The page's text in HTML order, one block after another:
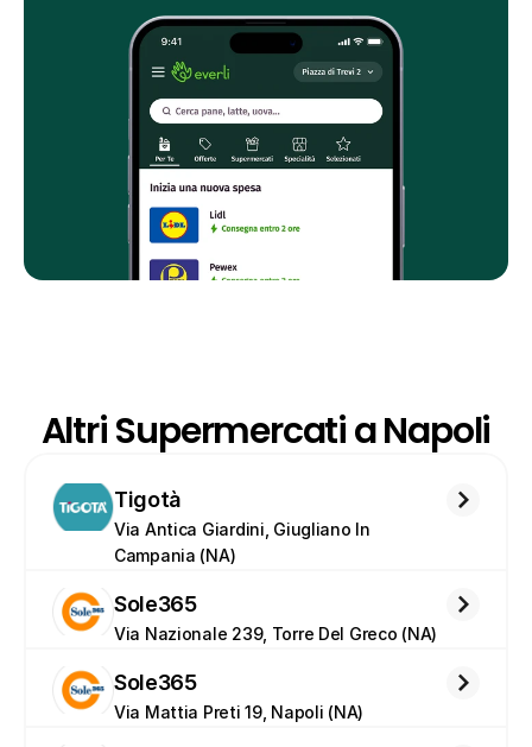
Altri Supermercati a Napoli
Tigotà
Via Antica Giardini, Giugliano In
Campania (NA)
Sole365
Via Nazionale 239, Torre Del Greco (NA)
Sole365
Via Mattia Preti 19, Napoli (NA)